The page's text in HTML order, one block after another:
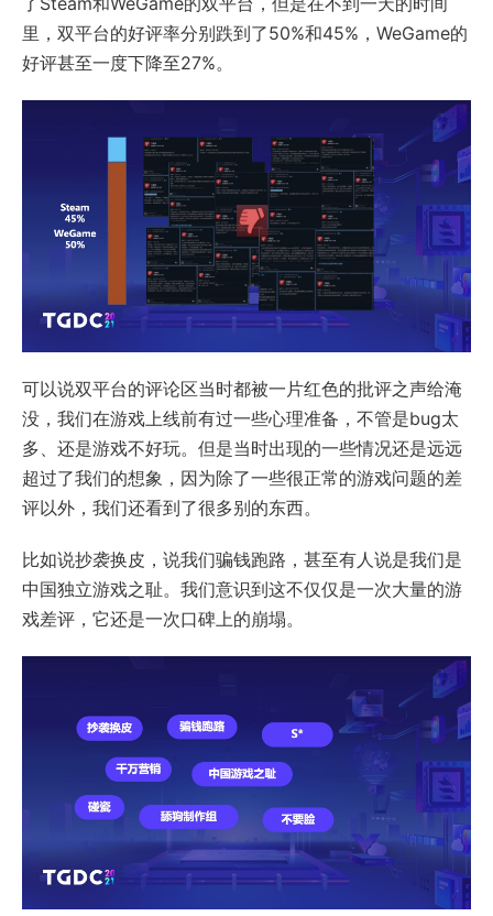
里，双平台的好评率分别跌到了50%和45%，WeGame的
好评甚至一度下降至27%。
可以说双平台的评论区当时都被一片红色的批评之声给淹
没，我们在游戏上线前有过一些心理准备，不管是bug太
多、还是游戏不好玩。但是当时出现的一些情况还是远远
超过了我们的想象，因为除了一些很正常的游戏问题的差
评以外，我们还看到了很多别的东西。
比如说抄袭换皮，说我们骗钱跑路，甚至有人说是我们是
中国独立游戏之耻。我们意识到这不仅仅是一次大量的游
戏差评，它还是一次口碑上的崩塌。